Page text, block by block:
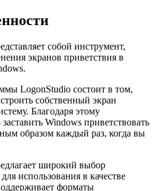
собой инструмент,
экранов приветствия в
LogonStudio состоит в том,
собственный экран
Благодаря этому
Windows приветствовать
образом каждый раз, когда вы
широкий выбор
использования в качестве
форматы